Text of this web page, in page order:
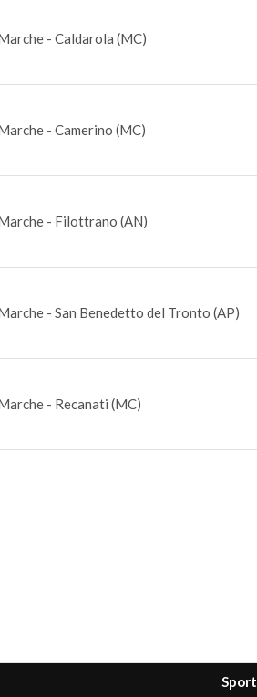
- Caldarola (MC)
- Camerino (MC)
- Filottrano (AN)
- San Benedetto del Tronto (AP)
- Recanati (MC)
Sport